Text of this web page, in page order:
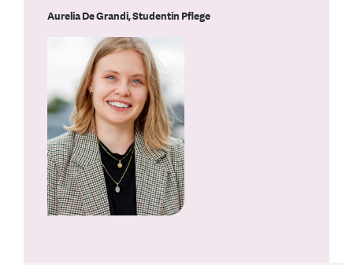
Aurelia De Grandi, Studentin Pflege